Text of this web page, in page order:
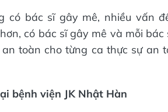
có bác sĩ gây mê, nhiều vấn
có bác sĩ gây mê và mỗi bác
toàn cho từng ca thực sự an
bệnh viện JK Nhật Hàn